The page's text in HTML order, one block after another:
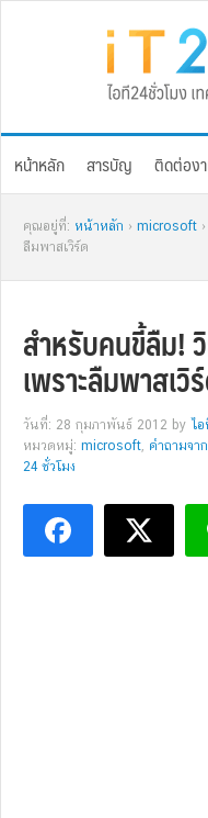
หน้าหลัก สารบัญ ติดต่อง
คุณอยู่ที่: หน้าหลัก › microsoft
ลืมพาสเวิร์ด
สำหรับคนขี้ลืม!
เพราะลืมพาสเวิ
วันที่: 28 กุมภาพันธ์ 2012 by ไ
หมวดหมู่: microsoft, คำถามจา
24 ชั่วโมง